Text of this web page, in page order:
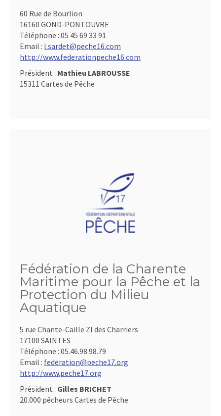
60 Rue de Bourlion
16160 GOND-PONTOUVRE
Téléphone : 05 45 69 33 91
Email : l.sardet@peche16.com
http://www.federationpeche16.com
Président : Mathieu LABROUSSE
15311 Cartes de Pêche
Fédération de la Charente
Maritime pour la Pêche et la
Protection du Milieu
Aquatique
5 rue Chante-Caille ZI des Charriers
17100 SAINTES
Téléphone : 05.46.98.98.79
Email : federation@peche17.org
http://www.peche17.org
Président : Gilles BRICHET
20.000 pêcheurs Cartes de Pêche